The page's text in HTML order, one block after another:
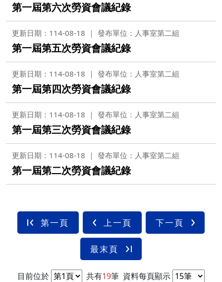
第一屆第六次勞資會議紀錄
更新日期：114-08-18 發布單位：人事室第二組
第一屆第五次勞資會議紀錄
更新日期：114-08-18 發布單位：人事室第二組
第一屆第四次勞資會議紀錄
更新日期：114-08-18 發布單位：人事室第二組
第一屆第三次勞資會議紀錄
更新日期：114-08-18 發布單位：人事室第二組
第一屆第二次勞資會議紀錄
第一頁 上一頁 下一頁
最末頁
目前位於 共有19筆 資料每頁顯示